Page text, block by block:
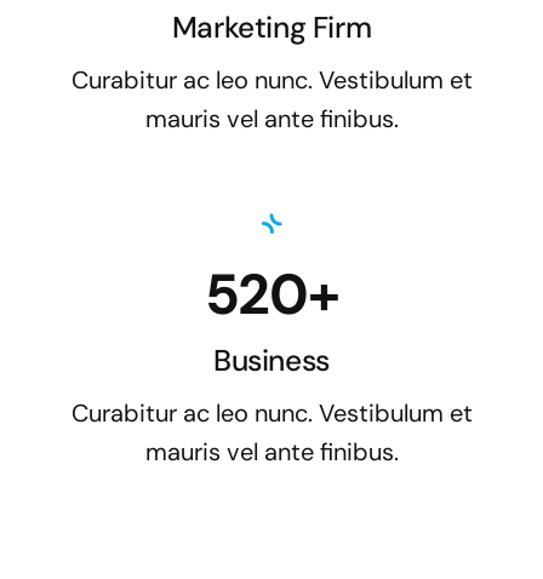
Marketing Firm
Curabitur ac leo nunc. Vestibulum et
mauris vel ante finibus.
520+
Business
Curabitur ac leo nunc. Vestibulum et
mauris vel ante finibus.